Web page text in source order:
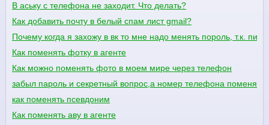
В аську с телефона не заходит. Что делать?
Как добавить почту в белый спам лист gmail?
Почему когда я захожу в вк то мне надо менять пороль, т.к.
Как поменять фотку в агенте
Как можно поменять фото в моем мире через телефон
забыл пароль и секретный вопрос,а номер телефона поменял
как поменять псевдоним
Как поменять аву в агенте